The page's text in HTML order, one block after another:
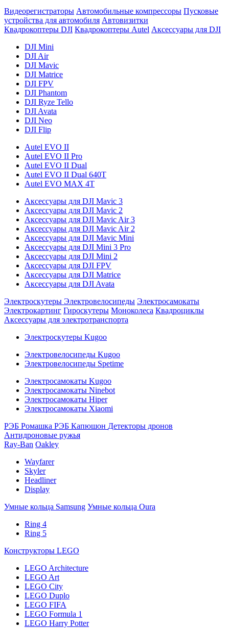
Видеорегистраторы Автомобильные компрессоры Пусковые
устройства для автомобиля Автовизитки
Квадрокоптеры DJI Квадрокоптеры Autel Аксессуары для DJI
DJI Mini
DJI Air
DJI Mavic
DJI Matrice
DJI FPV
DJI Phantom
DJI Ryze Tello
DJI Avata
DJI Neo
DJI Flip
Autel EVO II
Autel EVO II Pro
Autel EVO II Dual
Autel EVO II Dual 640T
Autel EVO MAX 4T
Аксессуары для DJI Mavic 3
Аксессуары для DJI Mavic 2
Аксессуары для DJI Mavic Air 3
Аксессуары для DJI Mavic Air 2
Аксессуары для DJI Mavic Mini
Аксессуары для DJI Mini 3 Pro
Аксессуары для DJI Mini 2
Аксессуары для DJI FPV
Аксессуары для DJI Matrice
Аксессуары для DJI Avata
Электроскутеры Электровелосипеды Электросамокаты
Электрокартинг Гироскутеры Моноколеса Квадроциклы
Аксессуары для электротранспорта
Электроскутеры Kugoo
Электровелосипеды Kugoo
Электровелосипеды Spetime
Электросамокаты Kugoo
Электросамокаты Ninebot
Электросамокаты Hiper
Электросамокаты Xiaomi
РЭБ Ромашка РЭБ Капюшон Детекторы дронов
Антидроновые ружья
Ray-Ban Oakley
Wayfarer
Skyler
Headliner
Display
Умные кольца Samsung Умные кольца Oura
Ring 4
Ring 5
Конструкторы LEGO
LEGO Architecture
LEGO Art
LEGO City
LEGO Duplo
LEGO FIFA
LEGO Formula 1
LEGO Harry Potter